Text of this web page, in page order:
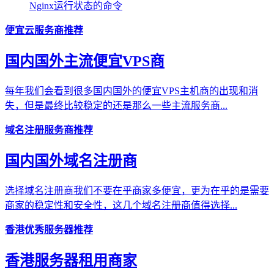
Nginx运行状态的命令
便宜云服务商推荐
国内国外主流便宜VPS商
每年我们会看到很多国内国外的便宜VPS主机商的出现和消
失，但是最终比较稳定的还是那么一些主流服务商...
域名注册服务商推荐
国内国外域名注册商
选择域名注册商我们不要在乎商家多便宜，更为在乎的是需要
商家的稳定性和安全性，这几个域名注册商值得选择...
香港优秀服务器推荐
香港服务器租用商家